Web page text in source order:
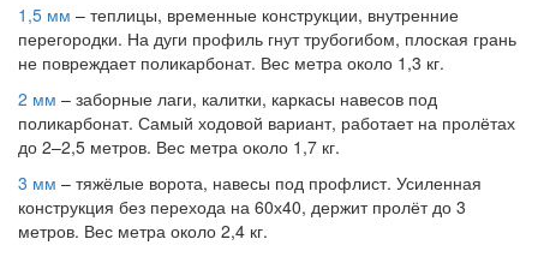
1,5 мм – теплицы, временные конструкции, внутренние
перегородки. На дуги профиль гнут трубогибом, плоская грань
не повреждает поликарбонат. Вес метра около 1,3 кг.
2 мм – заборные лаги, калитки, каркасы навесов под
поликарбонат. Самый ходовой вариант, работает на пролётах
до 2–2,5 метров. Вес метра около 1,7 кг.
3 мм – тяжёлые ворота, навесы под профлист. Усиленная
конструкция без перехода на 60х40, держит пролёт до 3
метров. Вес метра около 2,4 кг.